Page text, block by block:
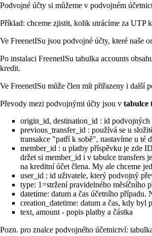
Podvojné účty si můžeme v podvojném
Příklad: chceme zjistit, kolik utrácíme za UTP
Ve FreenetISu jsou podvojné účty, které naše
Po instalaci FreenetISu tabulka accounts
kredit.
Ve FreenetISu může člen mít přiřazeny i další
Převody mezi podvojnými účty jsou v tabulce
origin_id, destination_id : id podvojných
previous_transfer_id : používá se u
transakce "patří k sobě", nastavíme u té
member_id : u platby příspěvku je zde
držet si member_id i v tabulce transfers
na kreditní účet člena. My ale chceme
user_id : id uživatele, který podvojný
type: 1=stržení pravidelného měsíčního
datetime: datum a čas účetního
creation_datetime: datum a čas, kdy byl
text, amount - popis platby a částka
Pozn. pro znalce podvojného účetnictví: